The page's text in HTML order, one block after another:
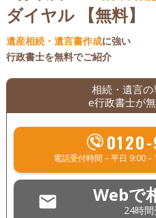
ダイヤル 【無料】
遺産相続・遺言書作成に強い
行政書士を無料でご紹介
相続・遺言
e行政書士が
電話受付時間 – 平日 9:00
Webで
24時